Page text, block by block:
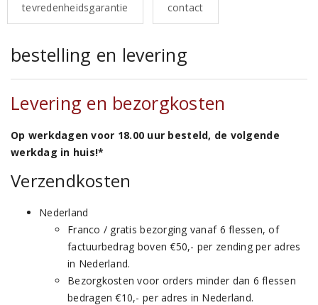
tevredenheidsgarantie contact
bestelling en levering
Levering en bezorgkosten
Op werkdagen voor 18.00 uur besteld, de volgende
werkdag in huis!*
Verzendkosten
Nederland
Franco / gratis bezorging vanaf 6 flessen, of
factuurbedrag boven €50,- per zending per adres
in Nederland.
Bezorgkosten voor orders minder dan 6 flessen
bedragen €10,- per adres in Nederland.